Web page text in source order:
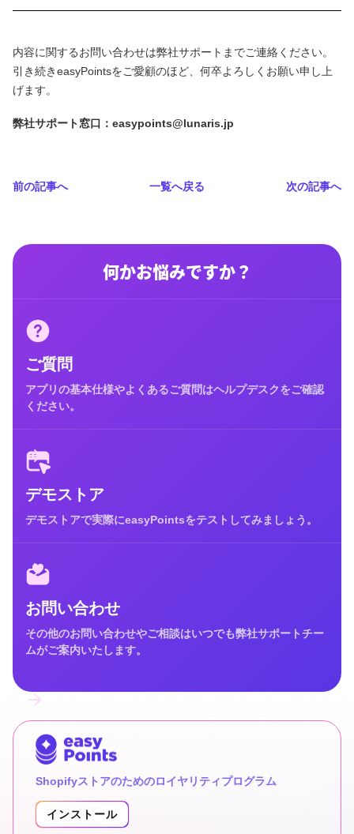
内容に関するお問い合わせは弊社サポートまでご連絡ください。
引き続きeasyPointsをご愛顧のほど、何卒よろしくお願い申し上
げます。
弊社サポート窓口：easypoints@lunaris.jp
前の記事へ 一覧へ戻る 次の記事へ
何かお悩みですか？
ご質問
アプリの基本仕様やよくあるご質問はヘルプデスクをご確認
ください。
デモストア
デモストアで実際にeasyPointsをテストしてみましょう。
お問い合わせ
その他のお問い合わせやご相談はいつでも弊社サポートチー
ムがご案内いたします。
Shopifyストアのためのロイヤリティプログラム
インストール